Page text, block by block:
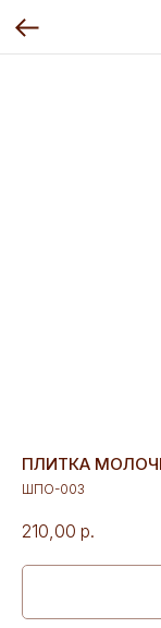
ПЛИТКА
ШПО-003
210,00 р.